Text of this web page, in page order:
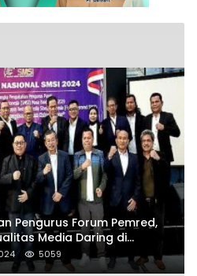
Pengurus Forum Pemred,
Media Daring di
5059